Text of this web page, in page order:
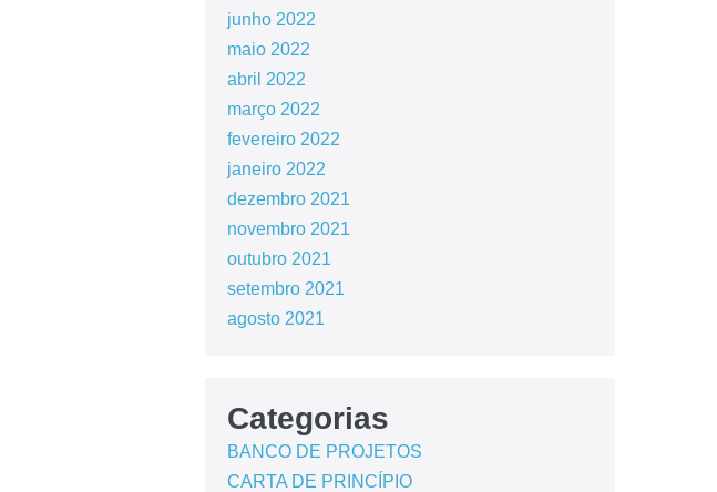
junho 2022
maio 2022
abril 2022
março 2022
fevereiro 2022
janeiro 2022
dezembro 2021
novembro 2021
outubro 2021
setembro 2021
agosto 2021
Categorias
BANCO DE PROJETOS
CARTA DE PRINCÍPIO